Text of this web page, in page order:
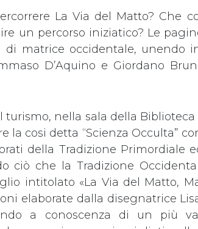
La Via del Matto? Che
un percorso iniziatico? Le
matrice occidentale, unendo
D’Aquino e Giordano
turismo, nella sala della
cosi detta “Scienza Occulta”
della Tradizione Primordiale
ciò che la Tradizione
intitolato «La Via del Matto,
elaborate dalla disegnatrice
a conoscenza di un più